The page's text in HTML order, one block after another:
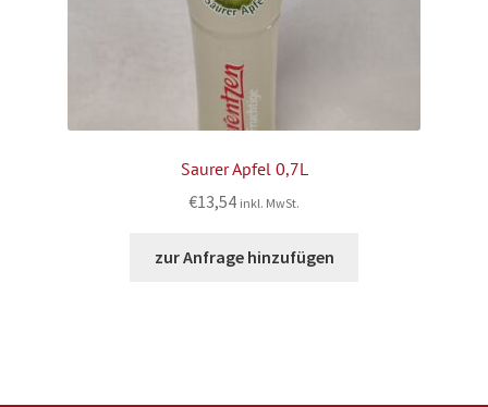
Saurer Apfel 0,7L
€13,54 inkl. MwSt.
zur Anfrage hinzufügen